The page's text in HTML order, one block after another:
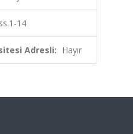
ss.1-14
Adresli: Hayır